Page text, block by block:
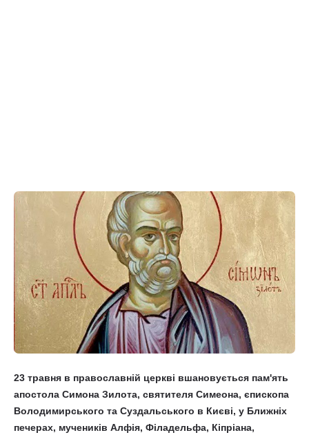
23 травня в православній церкві вшановується пам'ять
апостола Симона Зилота, святителя Симеона, єпископа
Володимирського та Суздальського в Києві, у Ближніх
печерах, мучеників Алфія, Філадельфа, Кіпріана,